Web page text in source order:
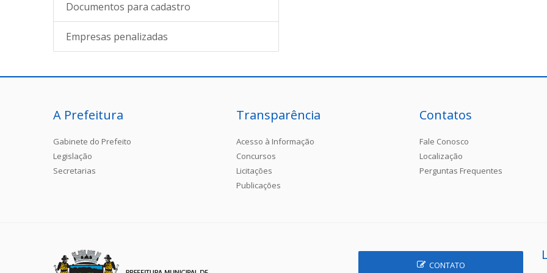
Documentos para cadastro
Empresas penalizadas
A Prefeitura
Gabinete do Prefeito
Legislação
Secretarias
Transparência
Acesso à Informação
Concursos
Licitações
Publicações
Contatos
Fale Conosco
Localização
Perguntas Frequentes
CONTATO